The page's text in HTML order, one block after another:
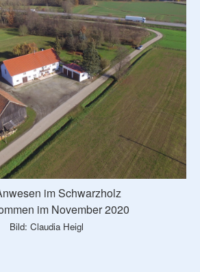
im Schwarzholz
im November 2020
Bild: Claudia Heigl